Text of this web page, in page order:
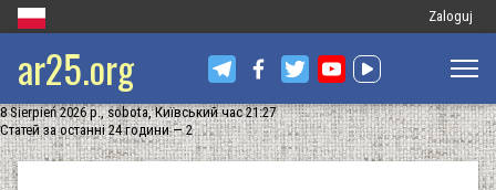
Меню
запису
Zaloguj
ar25.org
8 Sierpień 2026 р., sobota, Київський час 21:27
Статей за останні 24 години — 2